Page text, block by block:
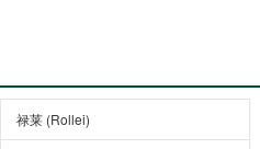
禄莱 (Rollei)